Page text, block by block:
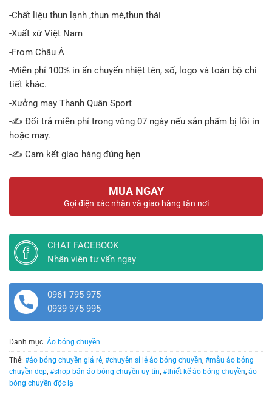
gốc
-Chất liệu thun lạnh ,thun mè,thun thái
-Xuất xứ Việt Nam
-From Châu Á
-Miễn phí 100% in ấn chuyển nhiệt tên, số, logo và toàn bộ chi
tiết khác.
-Xưởng may Thanh Quân Sport
-✍️ Đổi trả miễn phí trong vòng 07 ngày nếu sản phẩm bị lỗi in
hoặc may.
-✍️ Cam kết giao hàng đúng hẹn
MUA NGAY
Gọi điện xác nhận và giao hàng tận nơi
CHAT FACEBOOK
Nhân viên tư vấn ngay
0961 795 975
0939 975 995
Danh mục: Áo bóng chuyền
Thẻ: #áo bóng chuyền giá rẻ, #chuyên sỉ lẻ áo bóng chuyền, #mẫu áo bóng
chuyền đẹp, #shop bán áo bóng chuyền uy tín, #thiết kế áo bóng chuyền, áo
bóng chuyền độc lạ